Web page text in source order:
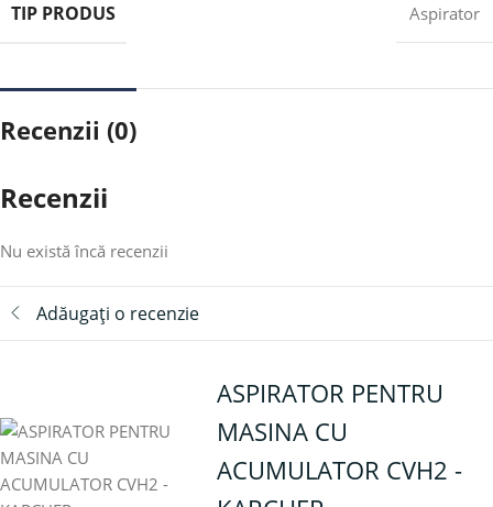
TIP PRODUS Aspirator
Recenzii (0)
Recenzii
Nu există încă recenzii
Adăugați o recenzie
ASPIRATOR PENTRU
MASINA CU
ACUMULATOR CVH2 -